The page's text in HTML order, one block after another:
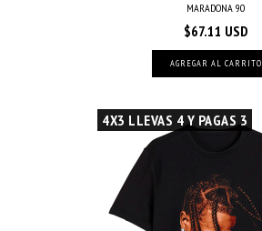
MARADONA 90
$67.11 USD
AGREGAR AL CARRITO
4X3 LLEVAS 4 Y PAGAS 3